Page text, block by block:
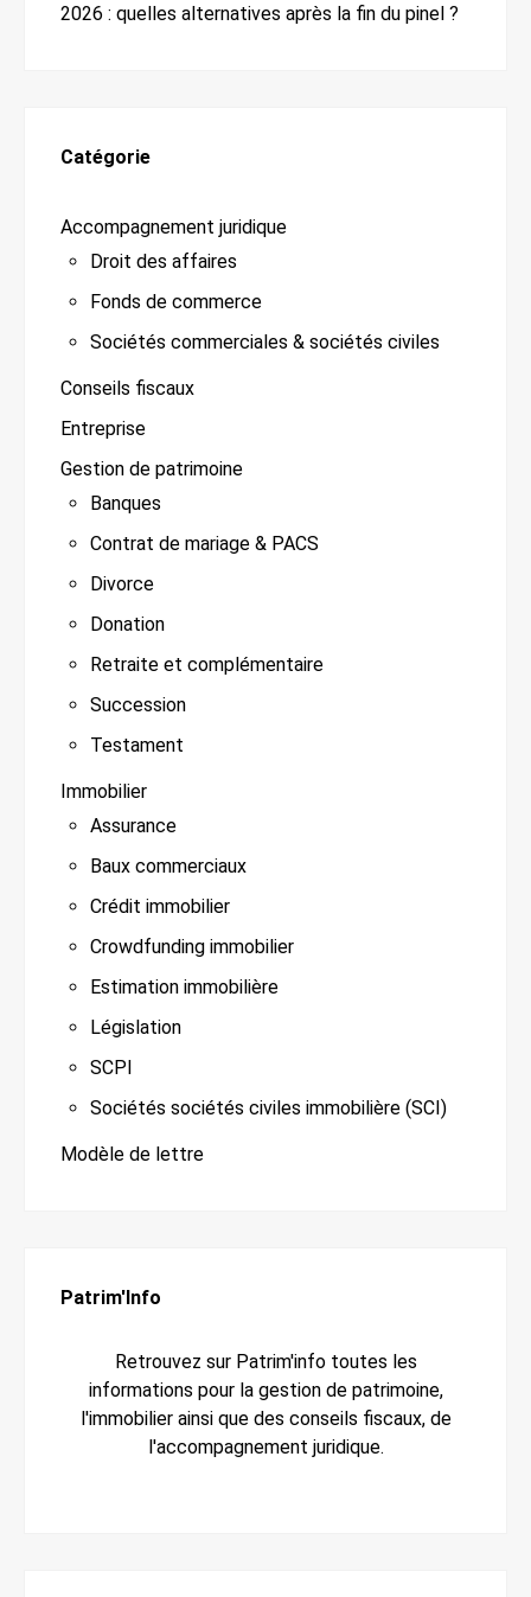
2026 : quelles alternatives après la fin du pinel ?
Catégorie
Accompagnement juridique
Droit des affaires
Fonds de commerce
Sociétés commerciales & sociétés civiles
Conseils fiscaux
Entreprise
Gestion de patrimoine
Banques
Contrat de mariage & PACS
Divorce
Donation
Retraite et complémentaire
Succession
Testament
Immobilier
Assurance
Baux commerciaux
Crédit immobilier
Crowdfunding immobilier
Estimation immobilière
Législation
SCPI
Sociétés sociétés civiles immobilière (SCI)
Modèle de lettre
Patrim'Info
Retrouvez sur Patrim'info toutes les
informations pour la gestion de patrimoine,
l'immobilier ainsi que des conseils fiscaux, de
l'accompagnement juridique.